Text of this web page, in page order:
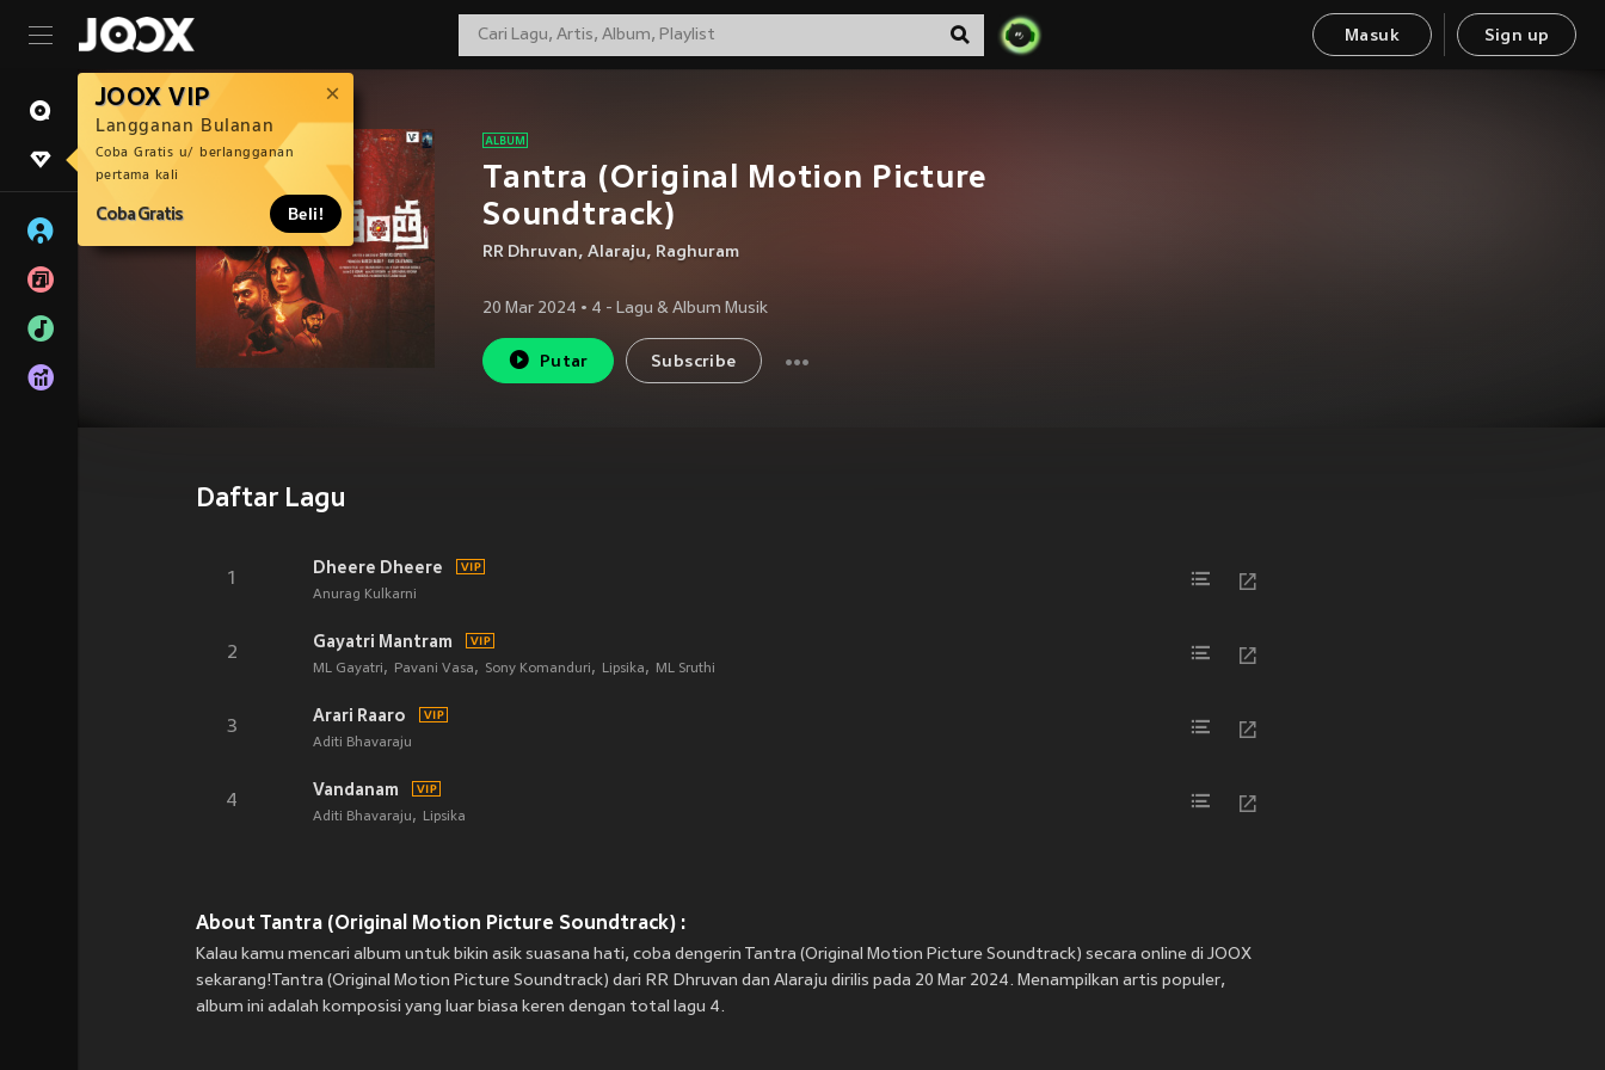
Masuk Sign up
JOOX VIP
Langganan Bulanan
Coba Gratis u/ berlangganan
pertama kali
Coba Gratis Beli!
Tantra (Original Motion Picture
Soundtrack)
RR Dhruvan, Alaraju, Raghuram
20 Mar 2024 • 4 - Lagu & Album Musik
Putar Subscribe
Daftar Lagu
1
Dheere Dheere
Anurag Kulkarni
2
Gayatri Mantram
ML Gayatri Pavani Vasa Sony Komanduri Lipsika ML Sruthi
3
Arari Raaro
Aditi Bhavaraju
4
Vandanam
Aditi Bhavaraju Lipsika
About Tantra (Original Motion Picture Soundtrack) :
Kalau kamu mencari album untuk bikin asik suasana hati, coba dengerin Tantra (Original Motion Picture Soundtrack) secara online di JOOX
sekarang!Tantra (Original Motion Picture Soundtrack) dari RR Dhruvan dan Alaraju dirilis pada 20 Mar 2024. Menampilkan artis populer,
album ini adalah komposisi yang luar biasa keren dengan total lagu 4.